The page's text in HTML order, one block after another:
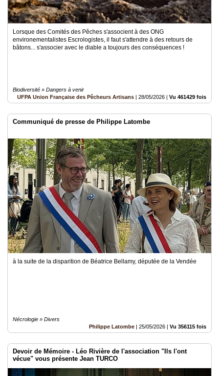
Lorsque des Comités des Pêches s'associent à des ONG
environementalistes Escrologistes, il faut s'attendre à des retours de
bâtons... s'associer avec le diable a toujours des conséquences !
Biodiversité » Dangers à venir
UFPA Union Française des Pêcheurs Artisans | 28/05/2026 | Vu 461429 fois
Communiqué de presse de Philippe Latombe
à la suite de la disparition de Béatrice Bellamy, députée de la Vendée
Nécrologie » Divers
Philippe Latombe | 25/05/2026 | Vu 356115 fois
Devoir de Mémoire - Léo Rivière de l'association "Ils l'ont
vécue" vous présente Jean TURCO